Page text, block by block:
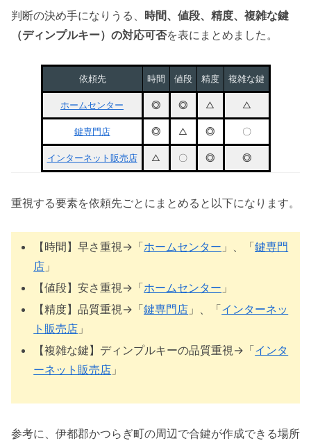
判断の決め手になりうる、 時間、値段、精度、複雑な鍵
（ディンプルキー）の対応可否を表にまとめました。
依頼先 時間 値段 精度 複雑な鍵
ホームセンター ◎ ◎ △ △
鍵専門店 ◎ △ ◎ 〇
インターネット販売店 △ 〇 ◎ ◎
重視する要素を依頼先ごとにまとめると以下になります。
【時間】早さ重視→「ホームセンター 」、「鍵専門
店 」
【値段】安さ重視→「ホームセンター 」
【精度】品質重視→「鍵専門店 」、「インターネッ
ト販売店 」
【複雑な鍵】ディンプルキーの品質重視→「インタ
ーネット販売店 」
参考に、伊都郡かつらぎ町の周辺で合鍵が作成できる場所